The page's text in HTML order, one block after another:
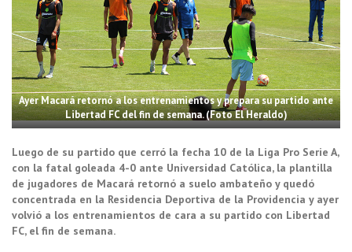
Ayer Macará retornó a los entrenamientos y prepara su partido ante
Libertad FC del fin de semana. (Foto El Heraldo)
Luego de su partido que cerró la fecha 10 de la Liga Pro Serie A,
con la fatal goleada 4-0 ante Universidad Católica, la plantilla
de jugadores de Macará retornó a suelo ambateño y quedó
concentrada en la Residencia Deportiva de la Providencia y ayer
volvió a los entrenamientos de cara a su partido con Libertad
FC, el fin de semana.